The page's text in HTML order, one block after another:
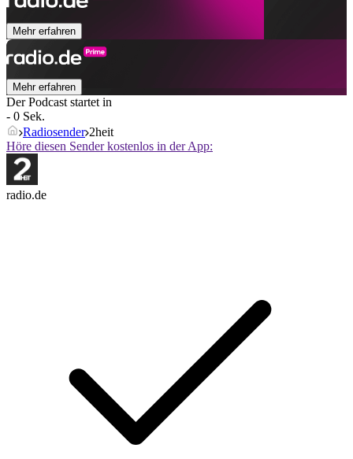
Mehr erfahren
Mehr erfahren
Der Podcast startet in
- 0 Sek.
Radiosender 2heit
Höre diesen Sender kostenlos in der App:
radio.de